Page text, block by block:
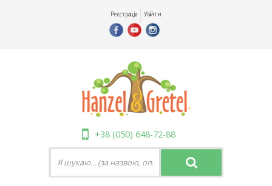
Реєстрація Увійти
+38 (050) 648-72-88